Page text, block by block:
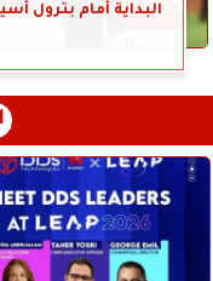
البداية أمام بترول